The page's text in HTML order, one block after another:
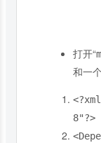
打开“
和一
<?
8"?>